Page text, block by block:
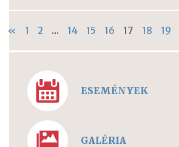
« 1 2 ... 14 15 16 17 18 19
ESEMÉNYEK
GALÉRIA